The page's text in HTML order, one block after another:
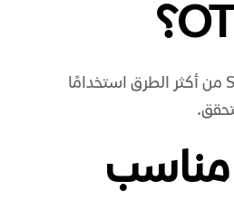
تعتبر الرسائل النصية SMS من أكثر الطرق استخدامًا
هل OTP مناسب